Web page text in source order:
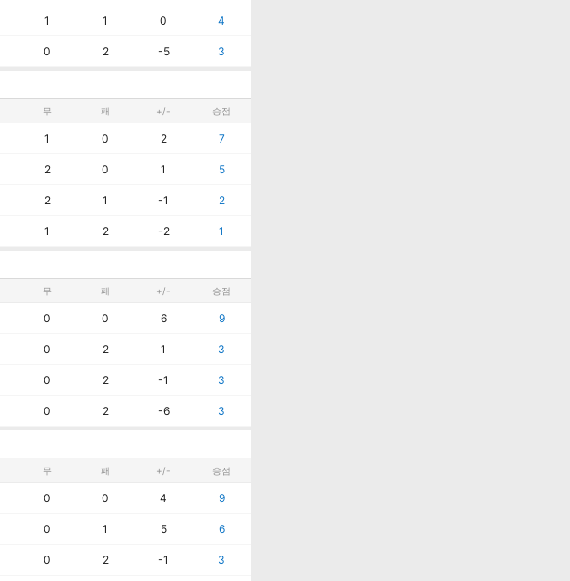
1 1 0 4
0 2 -5 3
무 패 +/- 승점
1 0 2 7
2 0 1 5
2 1 -1 2
1 2 -2 1
무 패 +/- 승점
0 0 6 9
0 2 1 3
0 2 -1 3
0 2 -6 3
무 패 +/- 승점
0 0 4 9
0 1 5 6
0 2 -1 3